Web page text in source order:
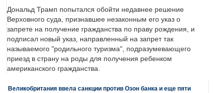
Дональд Трамп попытался обойти недавнее решение
Верховного суда, признавшее незаконным его указ о
запрете на получение гражданства по праву рождения, и
подписал новый указ, направленный на запрет так
называемого "родильного туризма", подразумевающего
приезд в страну на роды для получения ребенком
американского гражданства.
Великобритания ввела санкции против Озон банка и еще пяти